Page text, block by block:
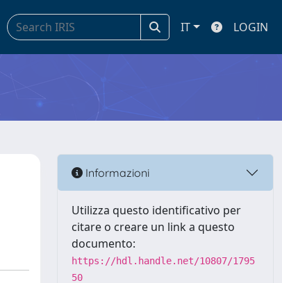
IT LOGIN
Informazioni
Utilizza questo identificativo per
citare o creare un link a questo
documento:
https://hdl.handle.net/10807/1795
50